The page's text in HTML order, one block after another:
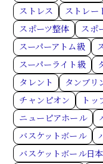
ストレス
ストレー
スポーツ整体
スポ
スーパーアトム級
スーパーライト級
タレント
タンブリ
チャンピオン
トッ
ニューピアホール
バスケットボール
バスケットボール日